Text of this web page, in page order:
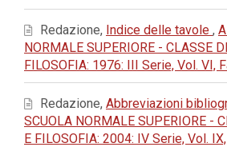
Redazione, Indice delle tavole ,
NORMALE SUPERIORE - CLASSE
FILOSOFIA: 1976: III Serie, Vol. VI,
Redazione, Abbreviazioni
SCUOLA NORMALE SUPERIORE -
E FILOSOFIA: 2004: IV Serie, Vol.